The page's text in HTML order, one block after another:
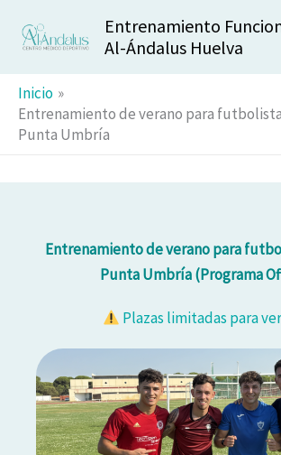
Entrenamiento
Al-Ándalus Huelva
Inicio
Entrenamiento de verano para
Punta Umbría
Entrenamiento de verano para
Punta Umbría (Programa
Plazas limitadas para